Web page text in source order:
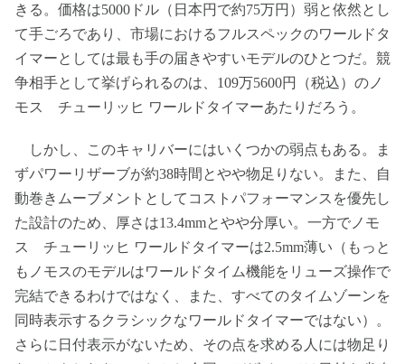
きる。価格は5000ドル（日本円で約75万円）弱と依然とし
て手ごろであり、市場におけるフルスペックのワールドタ
イマーとしては最も手の届きやすいモデルのひとつだ。競
争相手として挙げられるのは、109万5600円（税込）のノ
モス チューリッヒ ワールドタイマーあたりだろう。
しかし、このキャリバーにはいくつかの弱点もある。ま
ずパワーリザーブが約38時間とやや物足りない。また、自
動巻きムーブメントとしてコストパフォーマンスを優先し
た設計のため、厚さは13.4mmとやや分厚い。一方でノモ
ス チューリッヒ ワールドタイマーは2.5mm薄い（もっと
もノモスのモデルはワールドタイム機能をリューズ操作で
完結できるわけではなく、また、すべてのタイムゾーンを
同時表示するクラシックなワールドタイマーではない）。
さらに日付表示がないため、その点を求める人には物足り